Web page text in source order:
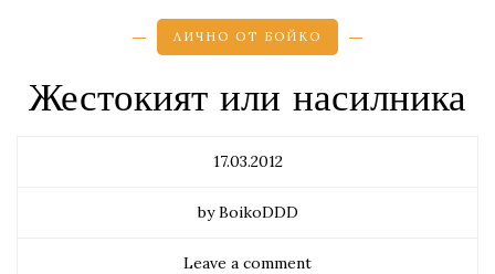
ЛИЧНО ОТ БОЙКО
Жестокият или насилника
17.03.2012
by BoikoDDD
Leave a comment